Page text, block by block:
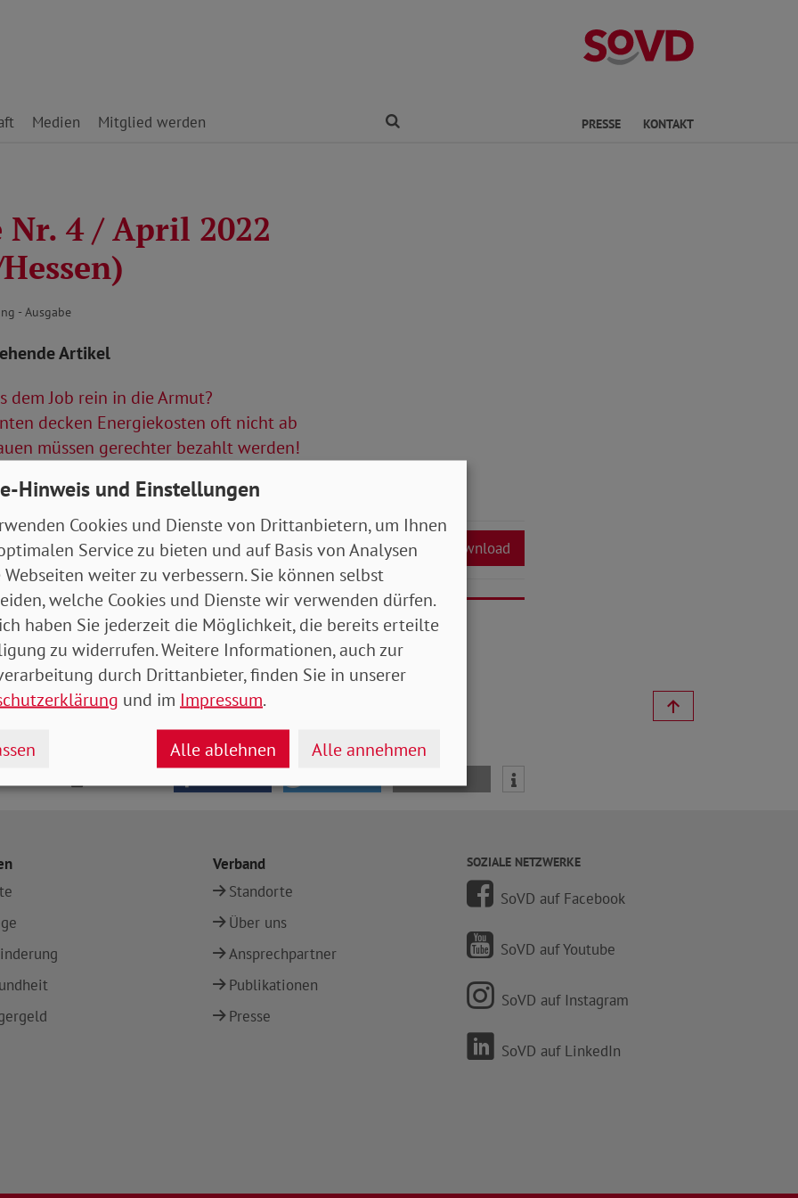
Kreisverband
Medien Mitglied werden PRESSE KONTAKT
Nr. 4 / April 2022
- Ausgabe
Artikel
dem Job rein in die Armut?
decken Energiekosten oft nicht ab
müssen gerechter bezahlt werden!
04/2022 (Bayern)- 7 MB Download
Verband
Standorte
Über uns
Ansprechpartner
Publikationen
Presse
SOZIALE NETZWERKE
SoVD auf Facebook
SoVD auf Youtube
SoVD auf Instagram
SoVD auf LinkedIn
Hinweis und Einstellungen
Cookies und Dienste von Drittanbietern, um Ihnen
Service zu bieten und auf Basis von Analysen
Webseiten weiter zu verbessern. Sie können selbst
welche Cookies und Dienste wir verwenden dürfen.
haben Sie jederzeit die Möglichkeit, die bereits erteilte
zu widerrufen. Weitere Informationen, auch zur
durch Drittanbieter, finden Sie in unserer
und im Impressum.
Alle ablehnen Alle annehmen